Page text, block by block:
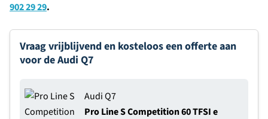
902 29 29.
Vraag vrijblijvend en kosteloos een offerte aan
voor de Audi Q7
Audi Q7
Pro Line S Competition 60 TFSI e